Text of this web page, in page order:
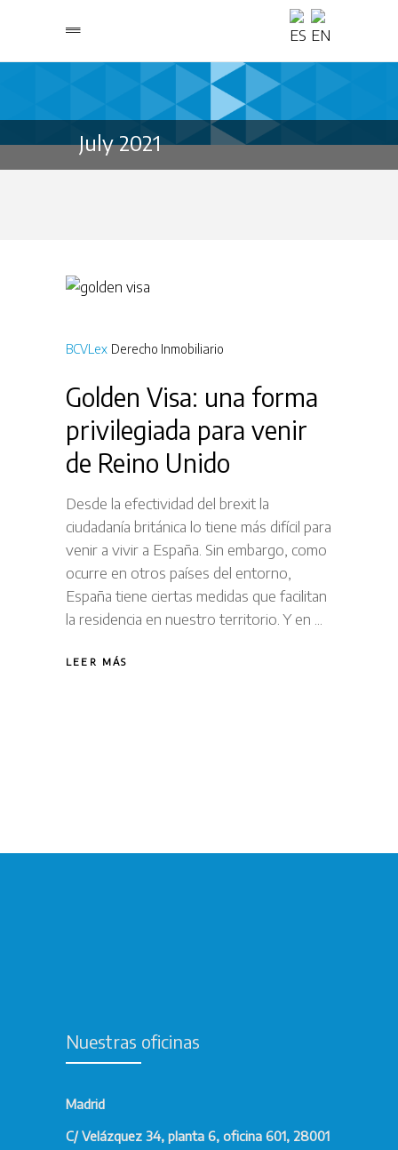
July 2021
BCVLex Derecho Inmobiliario
Golden Visa: una forma
privilegiada para venir
de Reino Unido
Desde la efectividad del brexit la
ciudadanía británica lo tiene más difícil para
venir a vivir a España. Sin embargo, como
ocurre en otros países del entorno,
España tiene ciertas medidas que facilitan
la residencia en nuestro territorio. Y en
LEER MÁS
Nuestras oficinas
Madrid
C/ Velázquez 34, planta 6, oficina 601, 28001